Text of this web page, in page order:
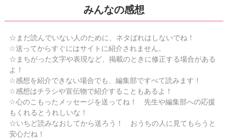
みんなの感想
☆まだ読んでいない人のために、ネタばれはしないでね！
☆送ってからすぐにはサイトに紹介されません。
☆まちがった文字や表現など、掲載のときに修正する場合がある
よ！
☆感想を紹介できない場合でも、編集部ですべて読みます！
☆感想はチラシや宣伝物で紹介することもあるよ！
☆心のこもったメッセージを送ってね！ 先生や編集部への応援
もくれるとうれしいな！
☆いちど読みなおしてから送ろう！ おうちの人に見てもらうと
安心だね！